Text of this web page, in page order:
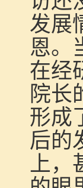
发展
恩。
在经
院长
形成
后的
上，